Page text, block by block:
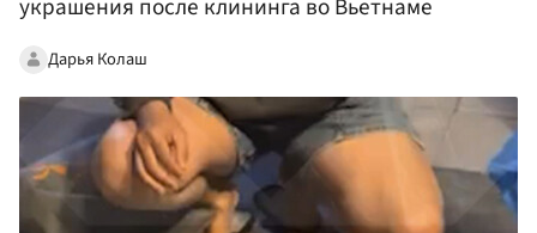
украшения после клининга во Вьетнаме
Дарья Колаш